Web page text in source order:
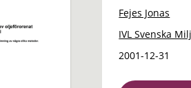
Fejes Jonas
IVL Svenska
2001-12-31